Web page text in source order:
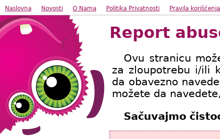
Naslovna Novosti O Nama Politika Privatnosti Pravila korišćenja
Report
Ovu stranicu
za zloupotrebu i/ili
da obavezno
možete da
Sačuvajmo